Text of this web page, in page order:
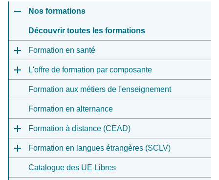
Nos formations
Découvrir toutes les formations
Formation en santé
L'offre de formation par composante
Formation aux métiers de l'enseignement
Formation en alternance
Formation à distance (CEAD)
Formation en langues étrangères (SCLV)
Catalogue des UE Libres